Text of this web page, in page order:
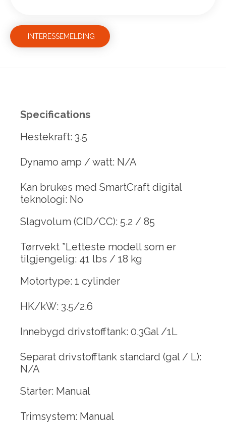
INTERESSEMELDING
Specifications
Hestekraft: 3.5
Dynamo amp / watt: N/A
Kan brukes med SmartCraft digital
teknologi: No
Slagvolum (CID/CC): 5.2 / 85
Tørrvekt *Letteste modell som er
tilgjengelig: 41 lbs / 18 kg
Motortype: 1 cylinder
HK/kW: 3.5/2.6
Innebygd drivstofftank: 0.3Gal /1L
Separat drivstofftank standard (gal / L):
N/A
Starter: Manual
Trimsystem: Manual